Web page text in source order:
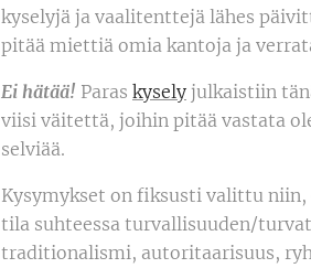
kyselyjä ja vaalitenttejä lähes
pitää miettiä omia kantoja ja
Ei hätää! Paras kysely julkaistiin
viisi väitettä, joihin pitää vastata
selviää.
Kysymykset on fiksusti valittu
tila suhteessa turvallisuuden/
traditionalismi, autoritaarisuus,